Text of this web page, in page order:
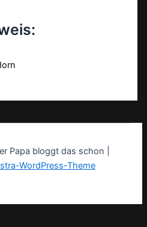
Papa bloggt das schon |
WordPress-Theme